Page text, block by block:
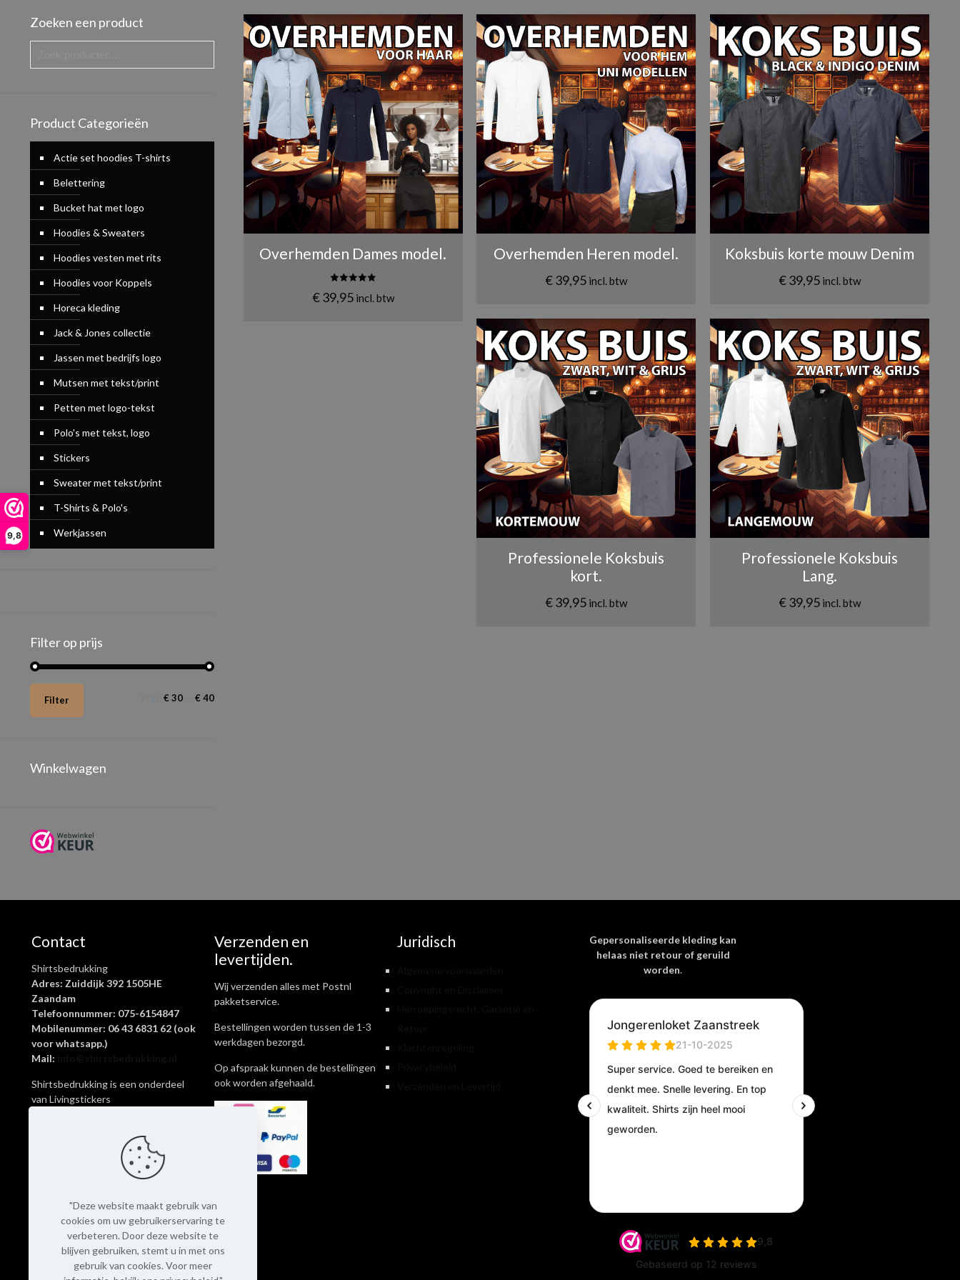
9,8
Overhemden Dames model.
5.00
€39,95 incl. btw
Overhemden Heren model.
€39,95 incl. btw
Koksbuis korte mouw Denim
€39,95 incl. btw
Professionele Koksbuis
kort.
€39,95 incl. btw
Professionele Koksbuis
Lang.
€39,95 incl. btw
Zoeken een product
Product Categorieën
Actie set hoodies T-shirts
Belettering
Bucket hat met logo
Hoodies & Sweaters
Hoodies vesten met rits
Hoodies voor Koppels
Horeca kleding
Jack & Jones collectie
Jassen met bedrijfs logo
Mutsen met tekst/print
Petten met logo-tekst
Polo's met tekst, logo
Stickers
Sweater met tekst/print
T-Shirts & Polo's
Werkjassen
Filter op prijs
prijs
prijsFilter € 30 € 40
Winkelwagen
Contact
Shirtsbedrukking
Adres: Zuiddijk 392 1505HE
Zaandam
Telefoonnummer: 075-6154847
Mobilenummer: 06 43 6831 62 (ook
voor whatsapp.)
Mail:
Shirtsbedrukking is een onderdeel
van Livingstickers
NL14KNAB0412858134
Verzenden en
levertijden.
Wij verzenden alles met Postnl
pakketservice.
Bestellingen worden tussen de 1-3
werkdagen bezorgd.
Op afspraak kunnen de bestellingen
ook worden afgehaald.
Juridisch
Gepersonaliseerde kleding kan
helaas niet retour of geruild
worden.
"Deze website maakt gebruik van
cookies om uw gebruikerservaring te
verbeteren. Door deze website te
blijven gebruiken, stemt u in met ons
gebruik van cookies. Voor meer